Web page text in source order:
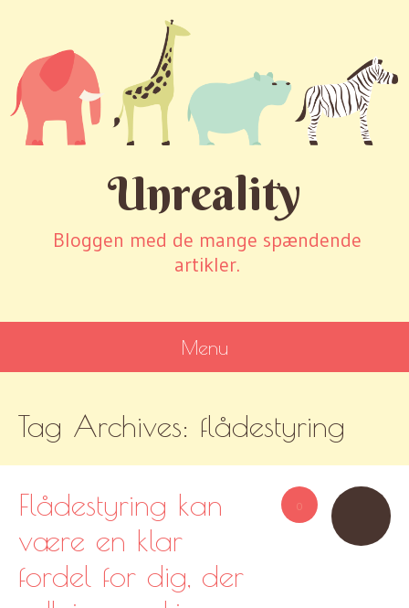
Unreality
Bloggen med de mange spændende
artikler.
Menu
TO
CONTENT
Tag Archives: flådestyring
0
Flådestyring kan
være en klar
fordel for dig, der